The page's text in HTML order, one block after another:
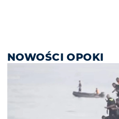
NOWOŚCI OPOKI